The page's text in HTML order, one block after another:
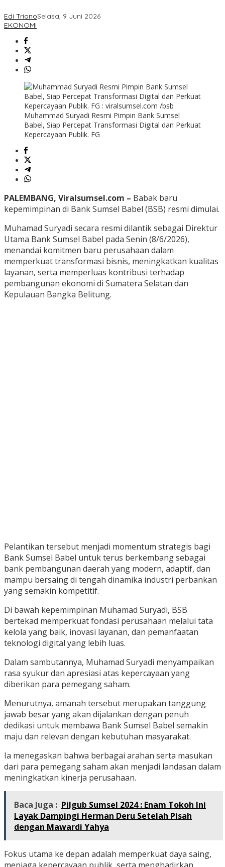
Edi TrionoSelasa, 9 Juni 2026
EKONOMI
Muhammad Suryadi Resmi Pimpin Bank Sumsel
Babel, Siap Percepat Transformasi Digital dan Perkuat
Kepercayaan Publik. FG
PALEMBANG, Viralsumsel.com – Babak baru
kepemimpinan di Bank Sumsel Babel (BSB) resmi dimulai.
Muhamad Suryadi secara resmi dilantik sebagai Direktur
Utama Bank Sumsel Babel pada Senin (8/6/2026),
menandai komitmen baru perusahaan dalam
memperkuat transformasi bisnis, meningkatkan kualitas
layanan, serta memperluas kontribusi terhadap
pembangunan ekonomi di Sumatera Selatan dan
Kepulauan Bangka Belitung.
Pelantikan tersebut menjadi momentum strategis bagi
Bank Sumsel Babel untuk terus berkembang sebagai
bank pembangunan daerah yang modern, adaptif, dan
mampu bersaing di tengah dinamika industri perbankan
yang semakin kompetitif.
Di bawah kepemimpinan Muhamad Suryadi, BSB
bertekad memperkuat fondasi perusahaan melalui tata
kelola yang baik, inovasi layanan, dan pemanfaatan
teknologi digital yang lebih luas.
Dalam sambutannya, Muhamad Suryadi menyampaikan
rasa syukur dan apresiasi atas kepercayaan yang
diberikan para pemegang saham.
Menurutnya, amanah tersebut merupakan tanggung
jawab besar yang akan dijalankan dengan penuh
dedikasi untuk membawa Bank Sumsel Babel semakin
maju dan relevan dengan kebutuhan masyarakat.
Ia menegaskan bahwa berbagai arahan serta masukan
dari para pemegang saham akan menjadi landasan dalam
meningkatkan kinerja perusahaan.
Baca Juga : Pilgub Sumsel 2024 : Enam Tokoh Ini
Layak Dampingi Herman Deru Setelah Pisah
dengan Mawardi Yahya
Fokus utama ke depan adalah memperkuat daya saing,